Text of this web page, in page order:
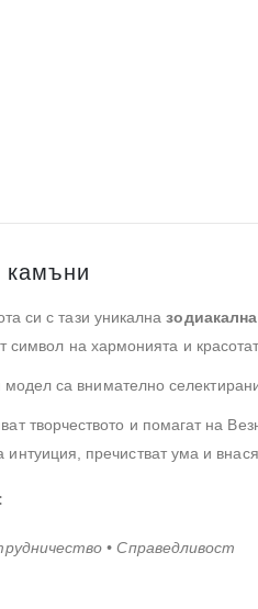
камъни
си с тази уникална
символ на хармонията и
са внимателно
творчеството и помагат на
интуиция, пречистват ума и
• Справедливост